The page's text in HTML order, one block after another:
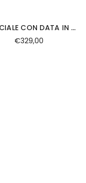
BRACCIALE CON DATA IN ORO 9KT DIAMANTI E SMALTO
€329,00